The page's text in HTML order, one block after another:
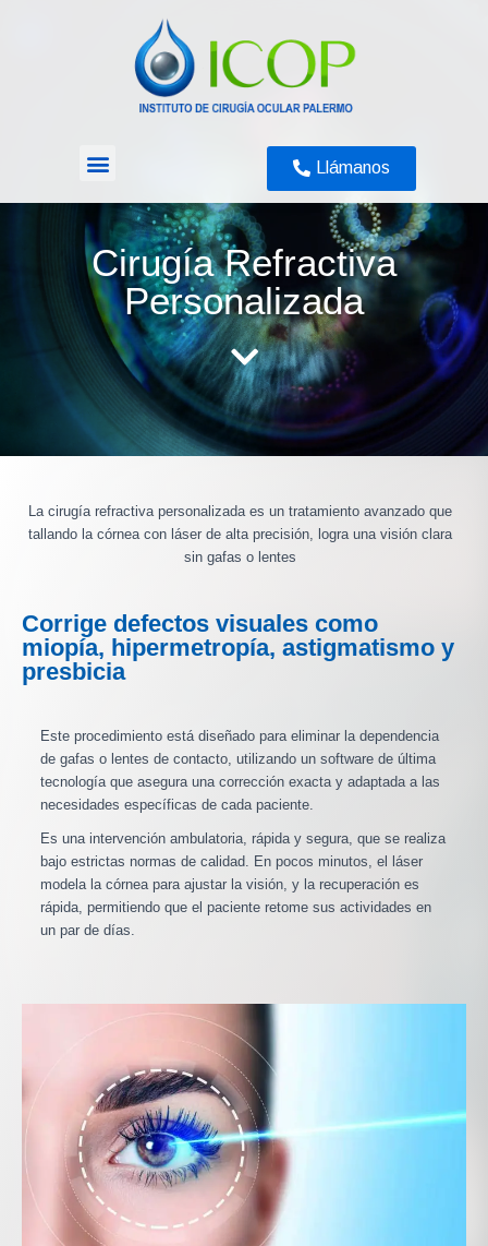
Llámanos
Cirugía Refractiva
Personalizada
La cirugía refractiva personalizada es un tratamiento avanzado que
tallando la córnea con láser de alta precisión, logra una visión clara
sin gafas o lentes
Corrige defectos visuales como
miopía, hipermetropía, astigmatismo y
presbicia
Este procedimiento está diseñado para eliminar la dependencia
de gafas o lentes de contacto, utilizando un software de última
tecnología que asegura una corrección exacta y adaptada a las
necesidades específicas de cada paciente.
Es una intervención ambulatoria, rápida y segura, que se realiza
bajo estrictas normas de calidad. En pocos minutos, el láser
modela la córnea para ajustar la visión, y la recuperación es
rápida, permitiendo que el paciente retome sus actividades en
un par de días.